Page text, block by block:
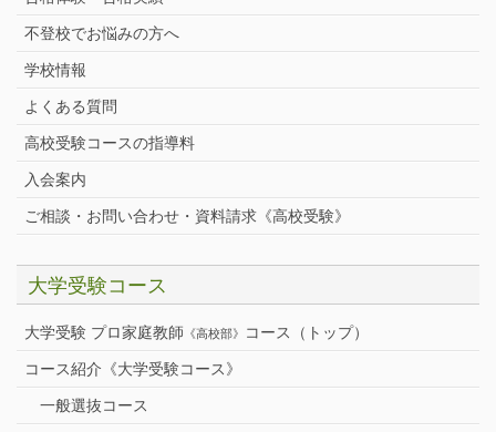
不登校でお悩みの方へ
学校情報
よくある質問
高校受験コースの指導料
入会案内
ご相談・お問い合わせ・資料請求《高校受験》
大学受験コース
大学受験 プロ家庭教師 《高校部》 コース（トップ）
コース紹介《大学受験コース》
一般選抜コース